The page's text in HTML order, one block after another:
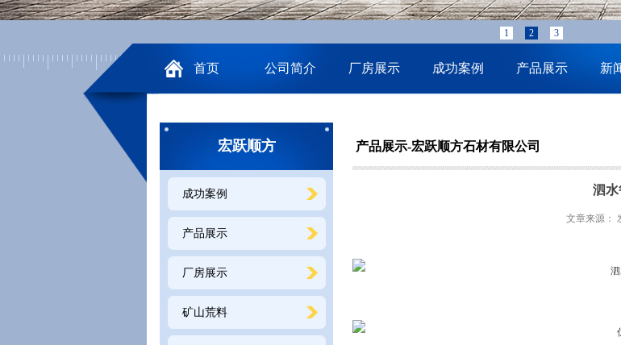
1 2 3
首页 公司简介 厂房展示 成功案例 产品展示 新
宏跃顺方
成功案例
产品展示
厂房展示
矿山荒料
产品展示-宏跃顺方石材有限公司
泗
文章来源：